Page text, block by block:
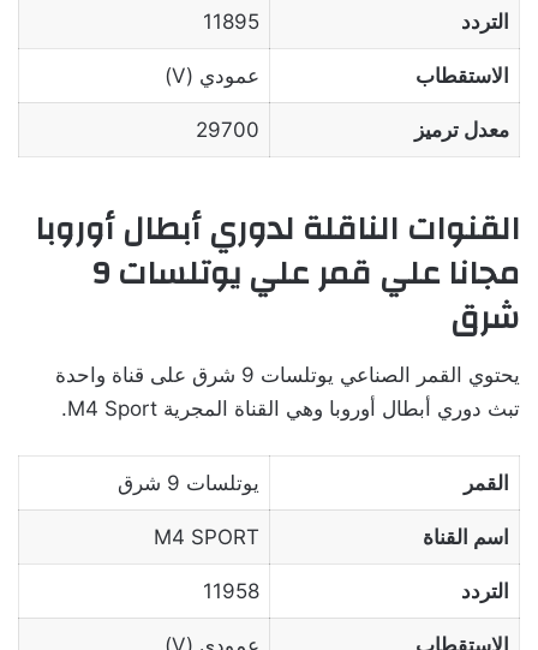
التردد 11895
الاستقطاب عمودي (V)
معدل ترميز 29700
القنوات الناقلة لدوري أبطال أوروبا
مجانا علي قمر علي يوتلسات 9
شرق
يحتوي القمر الصناعي يوتلسات 9 شرق على قناة واحدة
تبث دوري أبطال أوروبا وهي القناة المجرية M4 Sport.
القمر يوتلسات 9 شرق
اسم القناة M4 SPORT
التردد 11958
الاستقطاب عمودي (V)